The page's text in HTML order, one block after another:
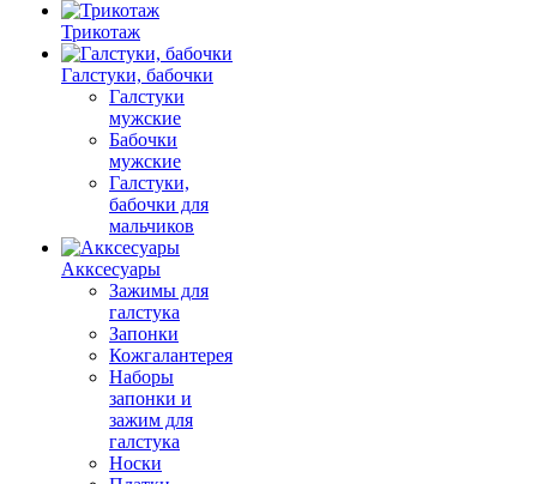
Трикотаж
Галстуки, бабочки
Галстуки
мужские
Бабочки
мужские
Галстуки,
бабочки для
мальчиков
Акксесуары
Зажимы для
галстука
Запонки
Кожгалантерея
Наборы
запонки и
зажим для
галстука
Носки